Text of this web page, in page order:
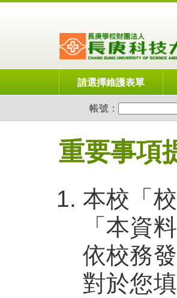
請選擇維護表單
帳號：
重要事項
本校「
「本資
依校務
對於您